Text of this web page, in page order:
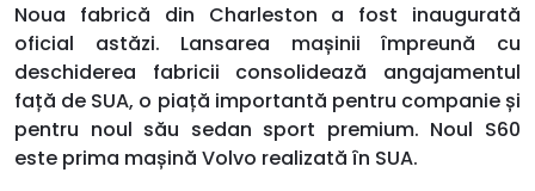
Noua fabrică din Charleston a fost inaugurată
oficial astăzi. Lansarea mașinii împreună cu
deschiderea fabricii consolidează angajamentul
față de SUA, o piață importantă pentru companie și
pentru noul său sedan sport premium. Noul S60
este prima mașină Volvo realizată în SUA.